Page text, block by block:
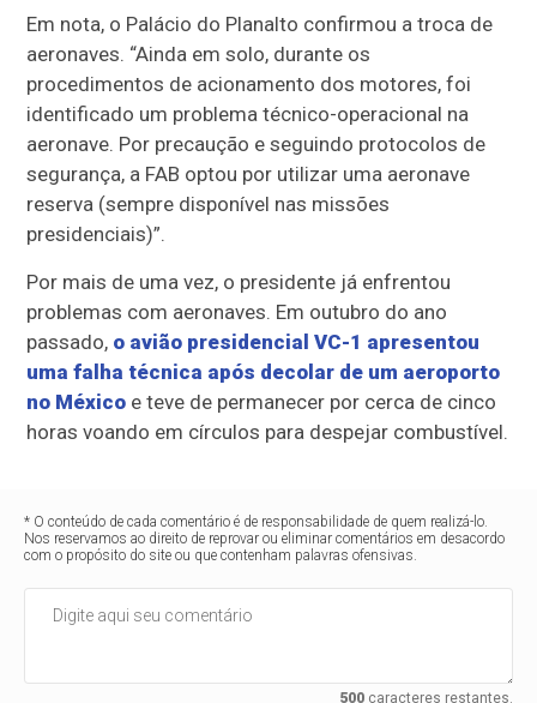
Em nota, o Palácio do Planalto confirmou a troca de
aeronaves. “Ainda em solo, durante os
procedimentos de acionamento dos motores, foi
identificado um problema técnico-operacional na
aeronave. Por precaução e seguindo protocolos de
segurança, a FAB optou por utilizar uma aeronave
reserva (sempre disponível nas missões
presidenciais)”.
Por mais de uma vez, o presidente já enfrentou
problemas com aeronaves. Em outubro do ano
passado, o avião presidencial VC-1 apresentou
uma falha técnica após decolar de um aeroporto
no México e teve de permanecer por cerca de cinco
horas voando em círculos para despejar combustível.
* O conteúdo de cada comentário é de responsabilidade de quem realizá-lo.
Nos reservamos ao direito de reprovar ou eliminar comentários em desacordo
com o propósito do site ou que contenham palavras ofensivas.
500caracteres restantes.